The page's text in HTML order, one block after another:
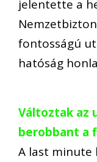
jelentette a
fontosságú
hatóság
Változtak az
berobbant a
A last minute